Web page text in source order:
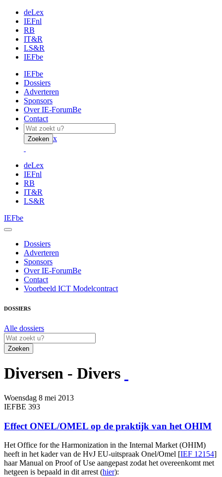
deLex
IEFnl
RB
IT&R
LS&R
IEFbe
IEFbe
Dossiers
Adverteren
Sponsors
Over IE-ForumBe
Contact
Zoeken x
deLex
IEFnl
RB
IT&R
LS&R
IEFbe
Dossiers
Adverteren
Sponsors
Over IE-ForumBe
Contact
Voorbeeld ICT Modelcontract
DOSSIERS
Alle dossiers
Zoeken
Diversen - Divers
Woensdag 8 mei 2013
IEFBE 393
Effect ONEL/OMEL op de praktijk van het OHIM
Het Office for the Harmonization in the Internal Market (OHIM)
heeft in het kader van de HvJ EU-uitspraak Onel/Omel [IEF 12154]
haar Manual on Proof of Use aangepast zodat het overeenkomt met
hetgeen is bepaald in dit arrest (hier):